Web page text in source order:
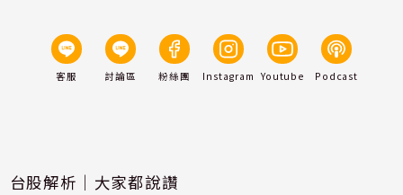
客服 討論區 粉絲團 Instagram Youtube Podcast
台股解析｜大家都說讚